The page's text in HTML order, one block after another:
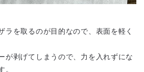
ラを取るのが目的なので、表面を軽く
が剥げてしまうので、力を入れずにな
。